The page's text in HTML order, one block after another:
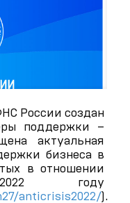
России создан
поддержки –
актуальная
бизнеса в
в отношении
году
anticrisis2022/).